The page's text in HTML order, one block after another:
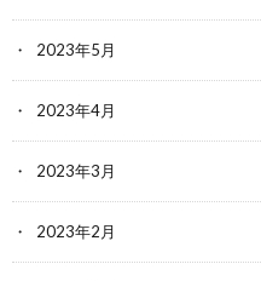
2023年5月
2023年4月
2023年3月
2023年2月